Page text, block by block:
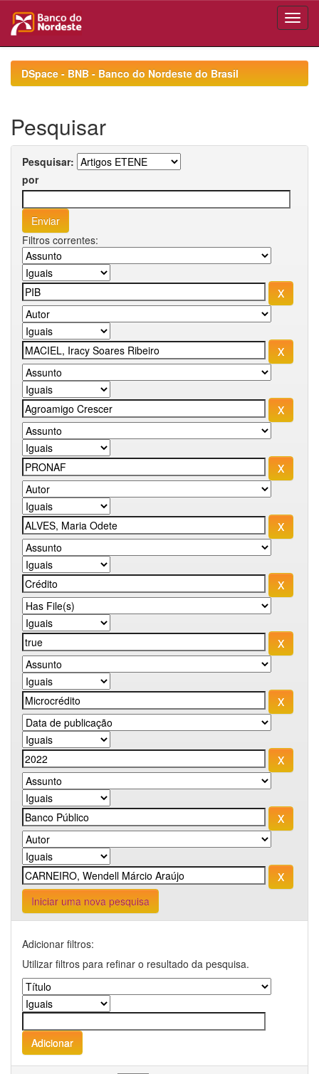
navigationDSpace - BNB - Banco do Nordeste do Brasil
Pesquisar
Pesquisar:
por
Filtros correntes:
Iniciar uma nova pesquisa
Adicionar filtros:
Utilizar filtros para refinar o resultado da pesquisa.